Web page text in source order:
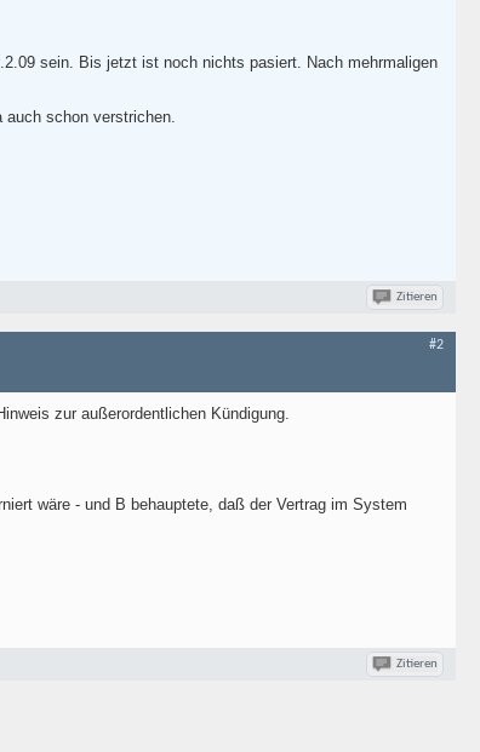
sein. Bis jetzt ist noch nichts pasiert. Nach mehrmaligen
auch schon verstrichen.
Zitieren
#2
zur außerordentlichen Kündigung.
wäre - und B behauptete, daß der Vertrag im System
Zitieren